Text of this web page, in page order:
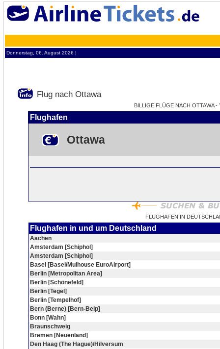
Donnerstag, 06. August 2026 ¦
Flug nach Ottawa
BILLIGE FLÜGE NACH OTTAWA
Flughafen
Ottawa
FLUGHAFEN IN
Flughafen in und um Deutschland
Aachen
Amsterdam [Schiphol]
Amsterdam [Schiphol]
Basel [Basel/Mulhouse EuroAirport]
Berlin [Metropolitan Area]
Berlin [Schönefeld]
Berlin [Tegel]
Berlin [Tempelhof]
Bern (Berne) [Bern-Belp]
Bonn [Wahn]
Braunschweig
Bremen [Neuenland]
Den Haag (The Hague)/Hilversum